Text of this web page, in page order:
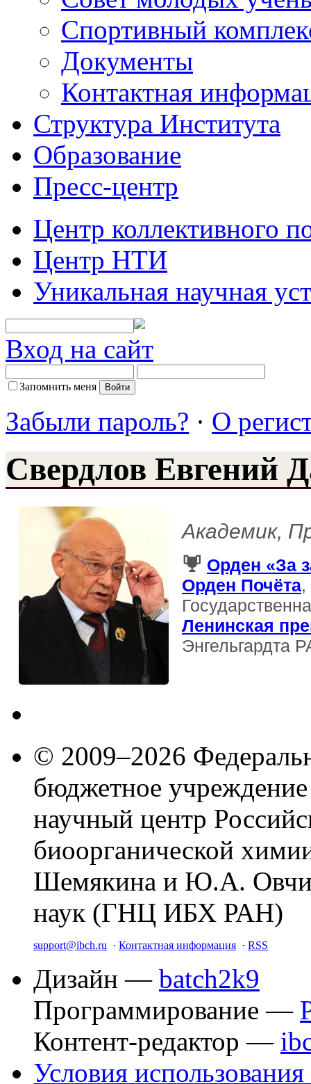
Спортивный
Документы
Контактная
Структура Института
Образование
Пресс-центр
Центр коллективного
Центр НТИ
Уникальная научная
Вход на сайт
Запомнить меня
Забыли пароль? · О
Свердлов Евгений
Академик,
Орден «За
Орден Почёта,
Ленинская
Энгельгардта
© 2009–2026
бюджетное
научный центр
биоорганической
Шемякина и Ю.А.
наук (ГНЦ ИБХ РАН)
support@ibch.ru · Контактная информация · RSS
Дизайн — batch2k9
Программирование —
Контент-редактор —
Условия использования